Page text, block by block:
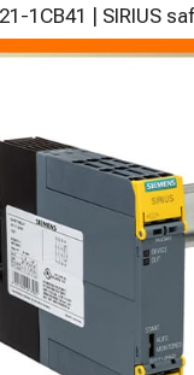
1CB41 | SIRIUS